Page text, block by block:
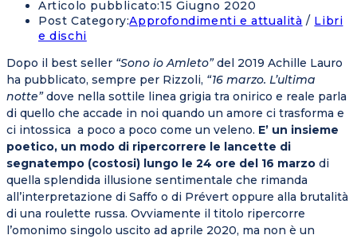
Articolo pubblicato:15 Giugno 2020
Post Category:Approfondimenti e attualità / Libri
e dischi
Dopo il best seller “Sono io Amleto”del 2019 Achille Lauro
ha pubblicato, sempre per Rizzoli, “16 marzo. L’ultima
notte”dove nella sottile linea grigia tra onirico e reale parla
di quello che accade in noi quando un amore ci trasforma e
ci intossica a poco a poco come un veleno. E’ un insieme
poetico, un modo di ripercorrere le lancette di
segnatempo (costosi) lungo le 24 ore del 16 marzo di
quella splendida illusione sentimentale che rimanda
all’interpretazione di Saffo o di Prévert oppure alla brutalità
di una roulette russa. Ovviamente il titolo ripercorre
l’omonimo singolo uscito ad aprile 2020, ma non è un